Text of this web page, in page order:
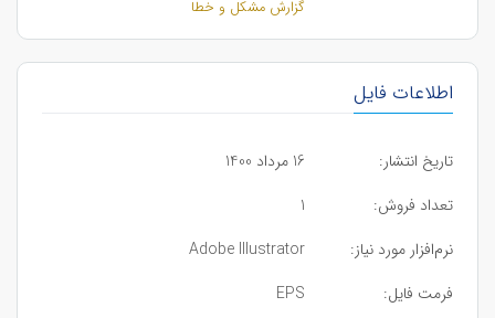
گزارش مشکل و خطا
اطلاعات فایل
تاریخ انتشار:
16 مرداد 1400
تعداد فروش:
1
نرم‌افزار مورد نیاز:
Adobe Illustrator
فرمت فایل:
EPS